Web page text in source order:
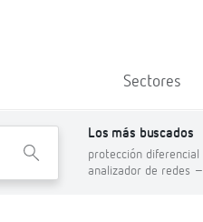
Sectores
X
Los más buscados
protección
analizador de redes –